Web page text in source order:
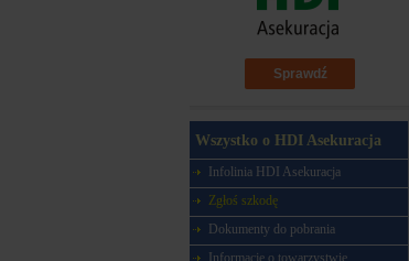
Sprawdź
Wszystko o HDI Asekuracja
Infolinia HDI Asekuracja
Zgłoś szkodę
Dokumenty do pobrania
Informacje o towarzystwie